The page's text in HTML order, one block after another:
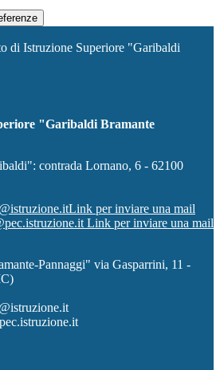
di Istruzione Superiore "Garibaldi
"Garibaldi Bramante
contrada Lornano, 6 - 62100
Link per inviare una mail
Link per inviare una mail
Pannaggi" via Gasparrini, 11 -